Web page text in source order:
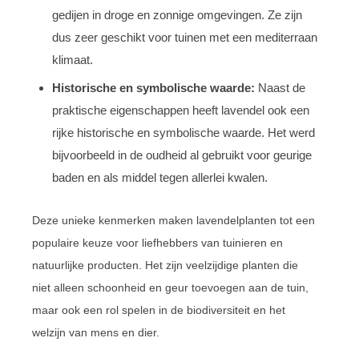
gedijen in droge en zonnige omgevingen. Ze zijn
dus zeer geschikt voor tuinen met een mediterraan
klimaat.
Historische en symbolische waarde: Naast de
praktische eigenschappen heeft lavendel ook een
rijke historische en symbolische waarde. Het werd
bijvoorbeeld in de oudheid al gebruikt voor geurige
baden en als middel tegen allerlei kwalen.
Deze unieke kenmerken maken lavendelplanten tot een
populaire keuze voor liefhebbers van tuinieren en
natuurlijke producten. Het zijn veelzijdige planten die
niet alleen schoonheid en geur toevoegen aan de tuin,
maar ook een rol spelen in de biodiversiteit en het
welzijn van mens en dier.